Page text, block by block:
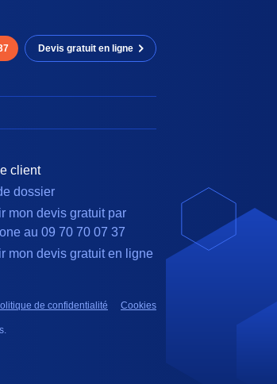
Devis gratuit en ligne
client
dossier
mon devis gratuit par
au 09 70 70 07 37
mon devis gratuit en ligne
de confidentialité Cookies